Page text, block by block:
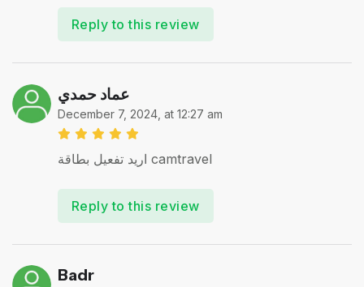
Reply to this review
عماد حمدي
December 7, 2024, at 12:27 am
اريد تفعيل بطاقة camtravel
Reply to this review
Badr